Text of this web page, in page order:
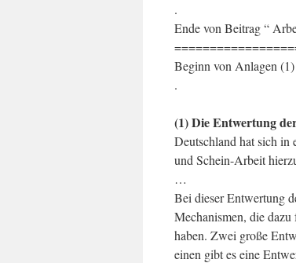
.
Ende von Beitrag “
Beginn von Anlagen
.
(1) Die Entwertung
Deutschland hat sich in
und Schein-Arbeit
…
Bei dieser Entwertung
Mechanismen, die
haben. Zwei große
einen gibt es eine